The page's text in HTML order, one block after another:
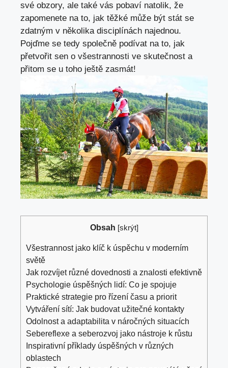
své obzory, ale také vás pobaví natolik, že
zapomenete‍ na​ to, jak těžké může být ⁤stát⁤ se
zdatným v několika disciplínách najednou.
Pojďme se ⁤tedy společně podívat na to, jak
přetvořit sen o všestrannosti ve skutečnost a⁣
přitom se u toho ještě zasmát!
Obsah [skrýt]
Všestrannost jako klíč⁤ k úspěchu v moderním
světě
Jak rozvíjet různé dovednosti a znalosti efektivně
Psychologie úspěšných lidí: Co je spojuje
Praktické strategie pro řízení času a priorit
Vytváření sítí: Jak⁣ budovat⁢ užitečné kontakty
Odolnost a adaptabilita v ⁢náročných situacích
Sebereflexe a seberozvoj jako nástroje k růstu
Inspirativní příklady úspěšných v různých
oblastech